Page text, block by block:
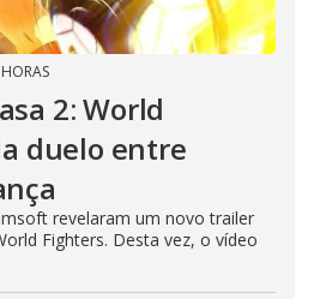
2: World
duelo entre
revelaram um novo trailer
Fighters. Desta vez, o vídeo